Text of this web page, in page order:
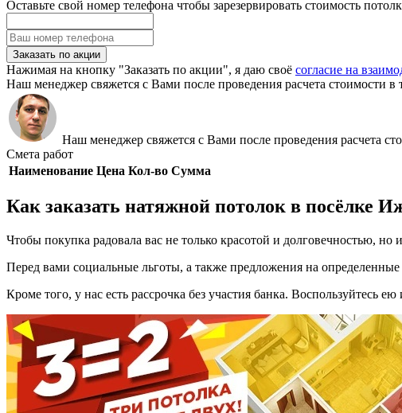
Оставьте свой номер телефона чтобы зарезервировать стоимость
Заказать по акции
Нажимая на кнопку "Заказать по акции", я даю своё согласие на
Наш менеджер свяжется с Вами после проведения расчета стоимости в
Наш менеджер свяжется с Вами после проведения расчета
Смета работ
Наименование Цена Кол-во Сумма
Как заказать натяжной потолок в посёлке
Чтобы покупка радовала вас не только красотой и долговечностью,
Перед вами социальные льготы, а также предложения на
Кроме того, у нас есть рассрочка без участия банка. Воспользуйтесь